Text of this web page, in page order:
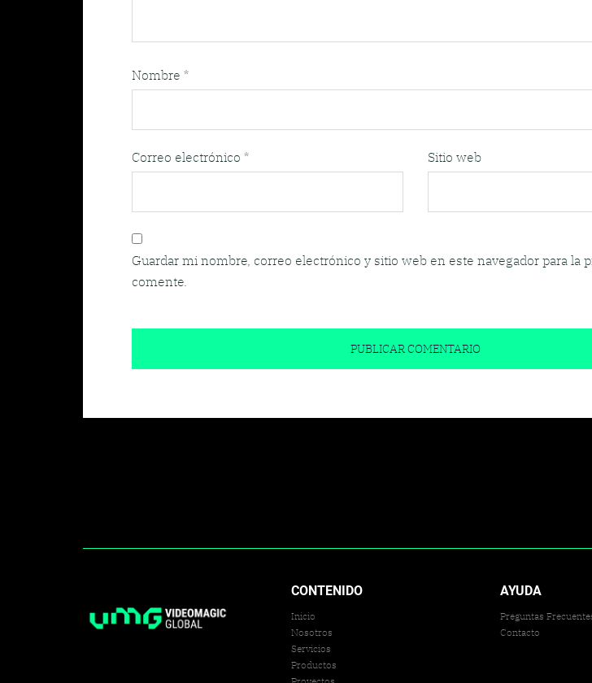
Nombre *
Correo electrónico * Sitio web
Guardar mi nombre, correo electrónico y sitio web en este navegador para la
comente.
CONTENIDO
Inicio
Nosotros
Servicios
Productos
AYUDA
Preguntas
Contacto